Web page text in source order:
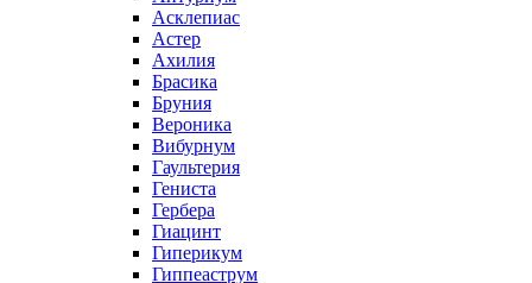
Асклепиас
Астер
Ахилия
Брасика
Бруния
Вероника
Вибурнум
Гаультерия
Гениста
Гербера
Гиацинт
Гиперикум
Гиппеаструм